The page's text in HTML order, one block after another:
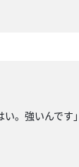
。強いんで